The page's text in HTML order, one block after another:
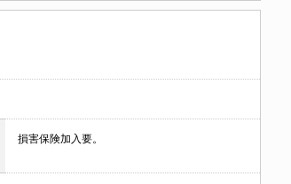
損害保険加入要。